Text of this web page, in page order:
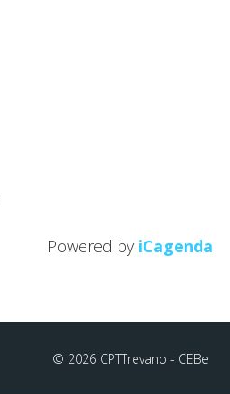
Powered by iCagenda
© 2026 CPTTrevano - CEBe